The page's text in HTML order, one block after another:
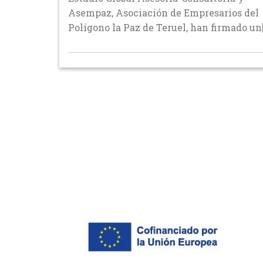
Asempaz, Asociación de Empresarios del
Polígono la Paz de Teruel, han firmado